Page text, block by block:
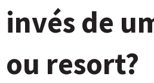
invés de
ou resort?